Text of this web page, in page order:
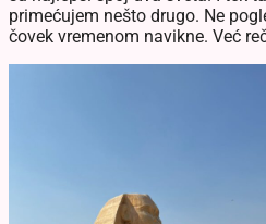
primećujem nešto drugo. Ne
čovek vremenom navikne. Već